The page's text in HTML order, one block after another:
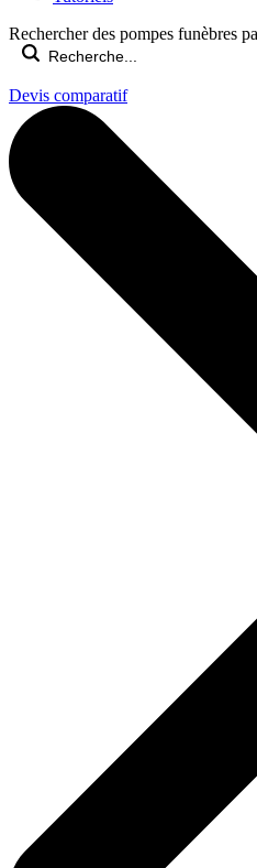
Rechercher des pompes funèbres
Devis comparatif